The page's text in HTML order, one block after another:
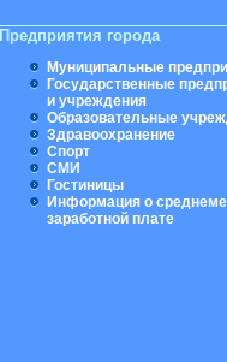
Предприятия города
Муниципальные
Государственные
и учреждения
Образовательные
Здравоохранение
Спорт
СМИ
Гостиницы
Информация о
заработной плате